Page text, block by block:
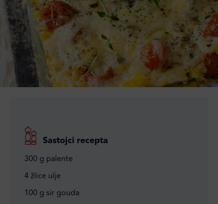
Sastojci recepta
300 g palente
4 žlice ulje
100 g sir gouda